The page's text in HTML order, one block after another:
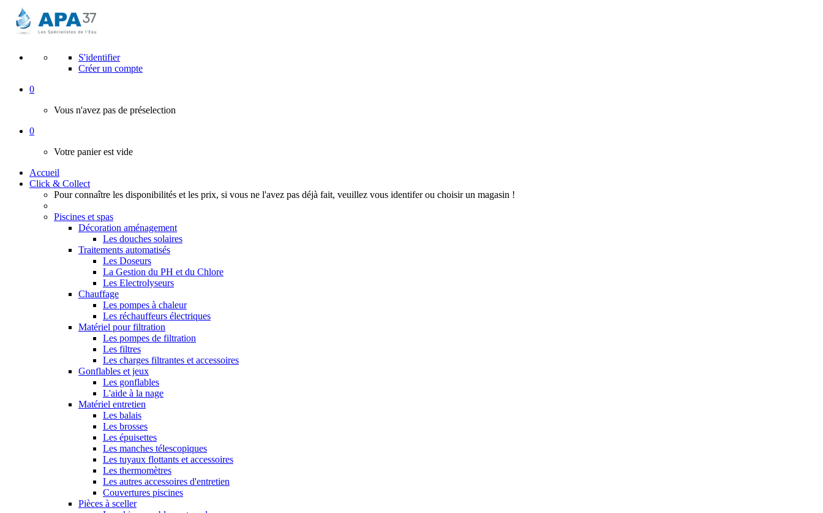
S'identifier
Créer un compte
0
Vous n'avez pas de préselection
0
Votre panier est vide
Accueil
Click & Collect
Pour connaître les disponibilités et les prix, si vous ne l'avez pas déjà fait, veuillez vous identifer ou choisir un magasin !
Piscines et spas
Décoration aménagement
Les douches solaires
Traitements automatisés
Les Doseurs
La Gestion du PH et du Chlore
Les Electrolyseurs
Chauffage
Les pompes à chaleur
Les réchauffeurs électriques
Matériel pour filtration
Les pompes de filtration
Les filtres
Les charges filtrantes et accessoires
Gonflables et jeux
Les gonflables
L'aide à la nage
Matériel entretien
Les balais
Les brosses
Les épuisettes
Les manches télescopiques
Les tuyaux flottants et accessoires
Les thermomètres
Les autres accessoires d'entretien
Couvertures piscines
Pièces à sceller